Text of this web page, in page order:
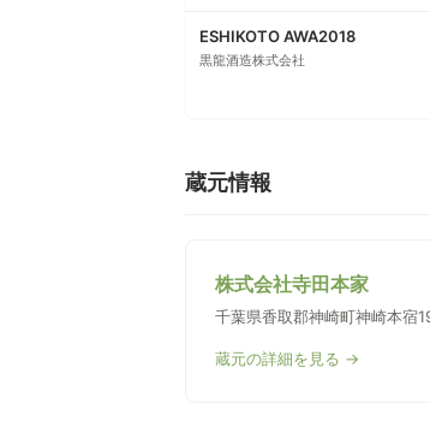
ESHIKOTO AWA2018
黒龍酒造株式会社
蔵元情報
株式会社寺田本家
千葉県香取郡神崎町神崎本宿
蔵元の詳細を見る →